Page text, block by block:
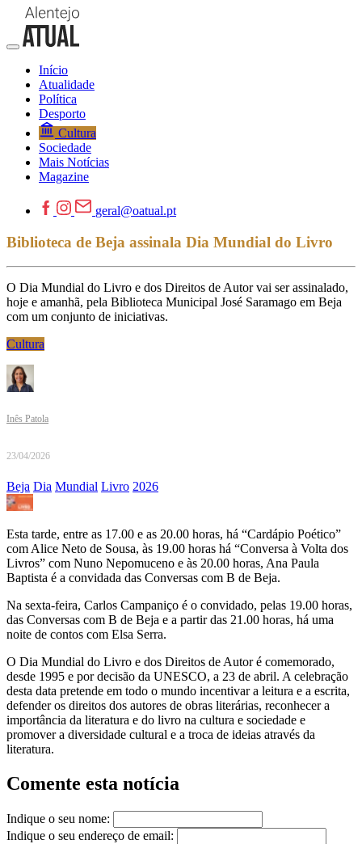
Início
Atualidade
Política
Desporto
Cultura
Sociedade
Mais Notícias
Magazine
geral@oatual.pt
Biblioteca de Beja assinala Dia Mundial do Livro
O Dia Mundial do Livro e dos Direitos de Autor vai ser assinalado,
hoje e amanhã, pela Biblioteca Municipal José Saramago em Beja
com um conjunto de iniciativas.
Cultura
Inês Patola
23/04/2026
Beja Dia Mundial Livro 2026
Esta tarde, entre as 17.00 e as 20.00 horas, há “Cardápio Poético”
com Alice Neto de Sousa, às 19.00 horas há “Conversa à Volta dos
Livros” com Nuno Nepomuceno e às 20.00 horas, Ana Paula
Baptista é a convidada das Conversas com B de Beja.
Na sexta-feira, Carlos Campaniço é o convidado, pelas 19.00 horas,
das Conversas com B de Beja e a partir das 21.00 horas, há uma
noite de contos com Elsa Serra.
O Dia Mundial do Livro e dos Direitos de Autor é comemorado,
desde 1995 e por decisão da UNESCO, a 23 de abril. A celebração
desta data pretende em todo o mundo incentivar a leitura e a escrita,
defender os direitos dos autores de obras literárias, reconhecer a
importância da literatura e do livro na cultura e sociedade e
promover a diversidade cultural e a troca de ideias através da
literatura.
Comente esta notícia
Indique o seu nome:
Indique o seu endereço de email: